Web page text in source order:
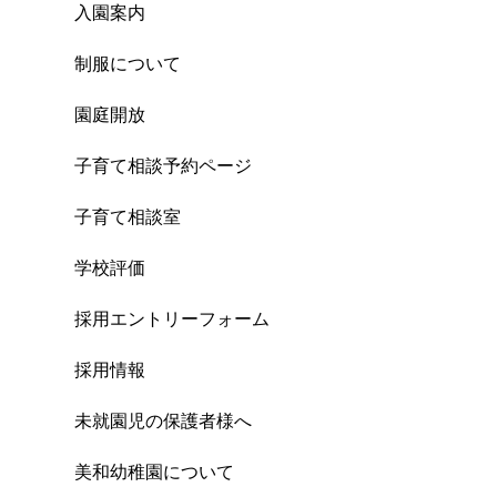
入園案内
制服について
園庭開放
子育て相談予約ページ
子育て相談室
学校評価
採用エントリーフォーム
採用情報
未就園児の保護者様へ
美和幼稚園について